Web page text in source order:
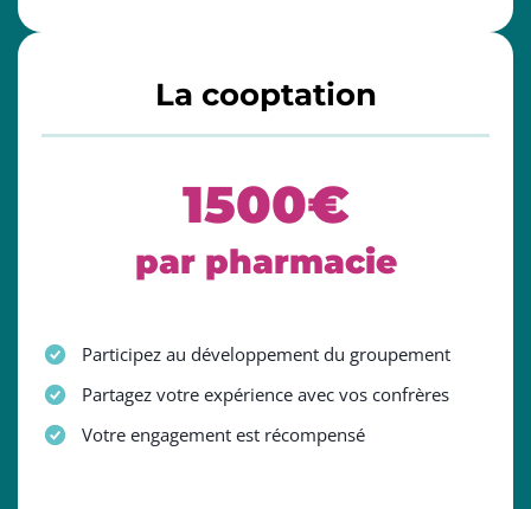
La cooptation
1500€
par pharmacie
Participez au développement du groupement
Partagez votre expérience avec vos confrères
Votre engagement est récompensé